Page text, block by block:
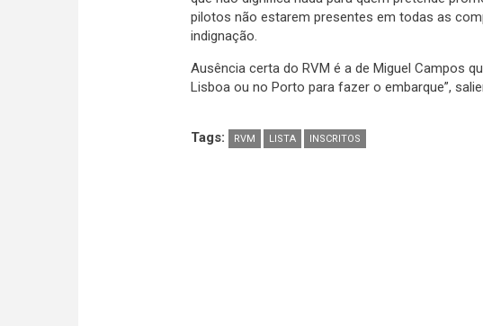
pilotos não estarem presentes em todas as
indignação.
Ausência certa do RVM é a de Miguel Campos
Lisboa ou no Porto para fazer o embarque”,
Tags: RVM LISTA INSCRITOS